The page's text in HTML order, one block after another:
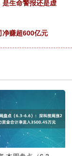
是生命警报还是虚
净赚超600亿元